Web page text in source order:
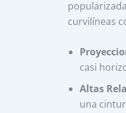
curvilíneas
casi
Altas
una